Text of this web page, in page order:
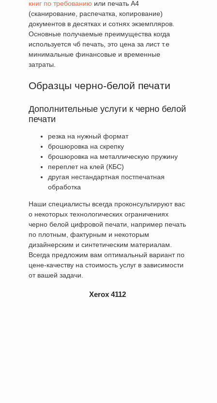
книг по требованию или печать А4
(сканирование, распечатка, копирование)
документов в десятках и сотнях экземпляров.
Основные получаемые преимущества когда
используется чб печать, это цена за лист т.е
минимальные финансовые и временные
затраты.
Образцы черно-белой печати
Дополнительные услуги к черно белой
печати
резка на нужный формат
брошюровка на скрепку
брошюровка на металлическую пружину
переплет на клей (КБС)
другая нестандартная постпечатная
обработка
Наши специалисты всегда проконсультируют вас
о некоторых технологических ограничениях
черно белой цифровой печати, например печать
по плотным, фактурным и некоторым
дизайнерским и синтетическим материалам.
Всегда предложим вам оптимальный вариант по
цене-качеству на стоимость услуг в зависимости
от вашей задачи.
Xerox 4112